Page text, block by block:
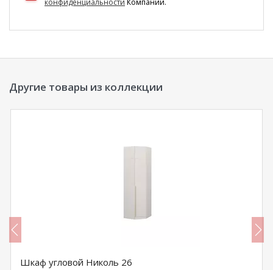
конфиденциальности Компании.
Другие товары из коллекции
Шкаф угловой Николь 26